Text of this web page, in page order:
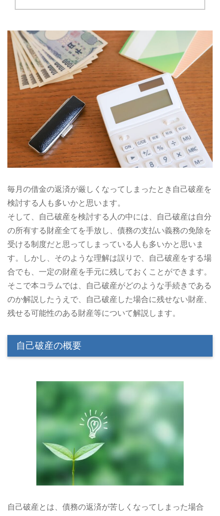
毎月の借金の返済が厳しくなってしまったとき自己破産を
検討する人も多いかと思います。
そして、自己破産を検討する人の中には、自己破産は自分
の所有する財産全てを手放し、債務の支払い義務の免除を
受ける制度だと思ってしまっている人も多いかと思いま
す。しかし、そのような理解は誤りで、自己破産をする場
合でも、一定の財産を手元に残しておくことができます。
そこで本コラムでは、自己破産がどのような手続きである
のか解説したうえで、自己破産した場合に残せない財産、
残せる可能性のある財産等について解説します。
自己破産の概要
自己破産とは、債務の返済が苦しくなってしまった場合